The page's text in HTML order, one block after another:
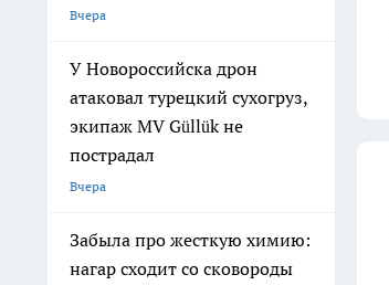
Вчера
У Новороссийска дрон
атаковал турецкий сухогруз,
экипаж MV Güllük не
пострадал
Вчера
Забыла про жесткую химию:
нагар сходит со сковороды